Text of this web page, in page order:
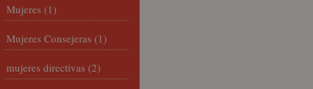
Mujeres (1)
Mujeres Consejeras (1)
mujeres directivas (2)